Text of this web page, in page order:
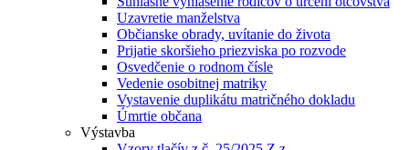
Uzavretie manželstva
Občianske obrady, uvítanie do života
Prijatie skoršieho priezviska po rozvode
Osvedčenie o rodnom čísle
Vedenie osobitnej matriky
Vystavenie duplikátu matričného dokladu
Úmrtie občana
Výstavba